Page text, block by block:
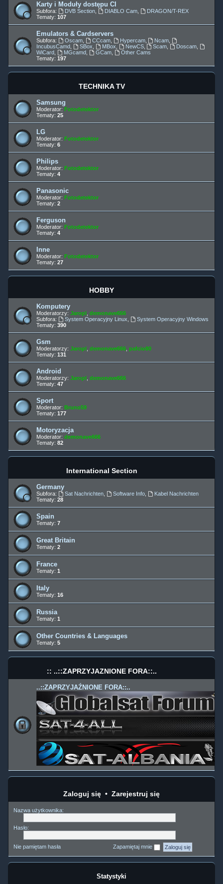
Karty i Moduły dostępu CI
Subfora: DVB Section, DIABLO Cam,
DRAGON/T-REX
Tematy: 107
Emulators & Cardservers
Subfora: Oscam, CCcam, Hypercam, Ncam
IncubusCamd
SBox MBox NewCS, Scam Doscam
WiCard
MGcamd, GCam,
Other Cams
Tematy: 197
TECHNIKA TV
Samsung
Moderator: Fotodetektor
Tematy: 25
LG
Moderator: Fotodetektor
Tematy: 6
Philips
Moderator: Fotodetektor
Tematy: 4
Panasonic
Moderator: Fotodetektor
Tematy: 2
Ferguson
Moderator: Fotodetektor
Tematy: 4
Inne
Moderator: Fotodetektor
Tematy: 27
HOBBY
Komputery
Moderatorzy: Jaropl demonave666
Subfora:
System Operacyjny Linux
System Operacyjny Windows
Tematy: 390
Gsm
Moderatorzy: Jaropl demonave666 pafcio80
Tematy: 131
Android
Moderatorzy: Jaropl demonave666
Tematy: 47
Sport
Moderator: Bruno59
Tematy: 177
Motoryzacja
Moderator: demonave666
Tematy: 82
International Section
Germany
Subfora: Sat Nachrichten, Software Info,
Kabel Nachrichten
Tematy: 28
Spain
Tematy: 7
Great Britain
Tematy: 2
France
Tematy: 1
Italy
Tematy: 16
Russia
Tematy: 1
Other Countries & Languages
Tematy: 5
:: ..::ZAPRZYJAŹNIONE FORA::..
..::ZAPRZYJAŹNIONE FORA::..
Zaloguj się • Zarejestruj się
Nazwa użytkownika:
Hasło:
Nie pamiętam hasła Zapamiętaj mnie
Statystyki